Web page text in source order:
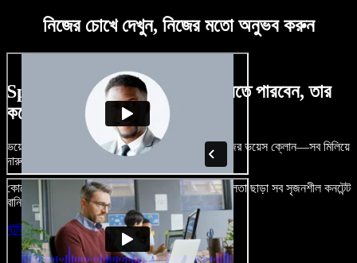
নিজের চোখে দেখুন, নিজের মতো অনুভব করুন
Speechify Studio দিয়ে কী কী করতে পারবেন, তার
কয়েকটা উদাহরণ দেখুন
ভয়েসওভার, রয়্যালটি-ফ্রি ছবি, অডিও, ভিডিও যোগ, নিজের ভয়েস ক্লোন—সব মিলিয়ে
দারুণ মনে রাখার মতো অডিও-ভিডিও প্রজেক্ট বানান।
কোনো শেখার ঝামেলা নেই, শুধু ব্রাউজারে খুলুন—আর দুর্বলতা ছাড়া সব সৃজনশীল কনটেন্ট
বানিয়ে ফেলুন।
স্টুডিও চালু করুন